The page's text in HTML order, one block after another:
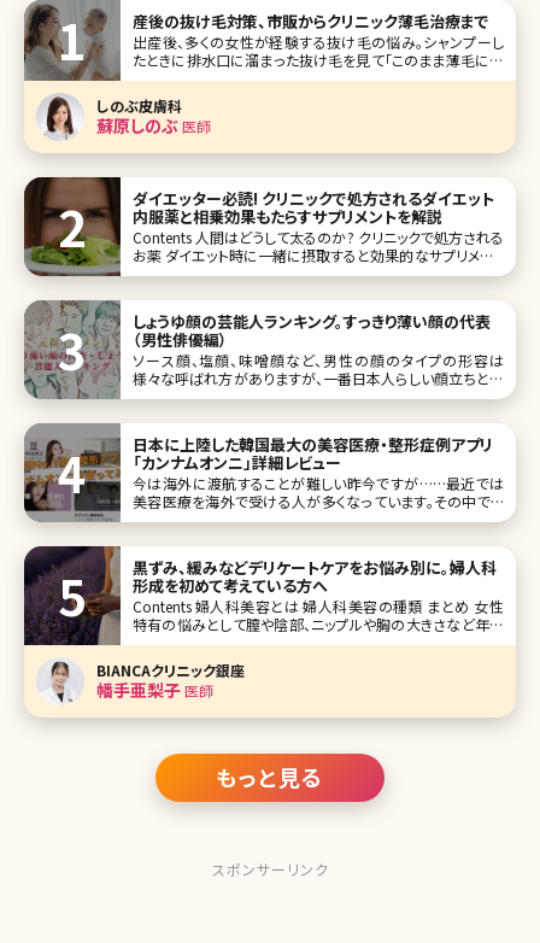
産後の抜け毛対策、市販からクリニック薄毛治療まで
出産後、多くの女性が経験する抜け毛の悩み。シャンプーし
たときに排水口に溜まった抜け毛を見て「このまま薄毛にな
ってしまうのでは……」と不安を覚えた方もいるのでは?で
は、この産後の抜け毛はいつまで続くのでしょうか。ここで産
後の抜け毛の原因や対策、その他の女性の抜け毛・薄毛のト
ラブルについて詳しく説明し
しのぶ皮膚科
蘇原しのぶ医師
ダイエッター必読! クリニックで処方されるダイエット
内服薬と相乗効果もたらすサプリメントを解説
Contents 人間はどうして太るのか? クリニックで処方される
お薬 ダイエット時に一緒に摂取すると効果的なサプリメント
おわりに ふと鏡を見ると、ぽっこりでたお腹、ムチムチな二の
しょうゆ顔の芸能人ランキング。すっきり薄い顔の代表
（男性俳優編）
ソース顔、塩顔、味噌顔など、男性の顔のタイプの形容は
様々な呼ばれ方がありますが、一番日本人らしい顔立ちと言
われているのが、しょうゆ顔です。かつて、バブル期に流行語
薄い顔が特徴。 ファッションも、派手ではなく地味ではなく、ナ
チュラルな感じの人
日本に上陸した韓国最大の美容医療・整形症例アプリ
「カンナムオンニ」詳細レビュー
今は海外に渡航することが難しい昨今ですが……最近では
美容医療を海外で受ける人が多くなっています。その中でも
最も人気の渡航先として「韓国」が挙げられます。韓国は美容
国で施術
黒ずみ、緩みなどデリケートケアをお悩み別に。婦人科
形成を初めて考えている方へ
Contents 婦人科美容とは 婦人科美容の種類 まとめ 女性
特有の悩みとして膣や陰部、ニップルや胸の大きさなど年齢
問わず悩みを抱えている方が多くいらっしゃいます。若い方は
色味を明るくしたい、胸の大きさを大きくしたいなどで、年齢
を重ねていくと膣の緩みや授乳によるバストサイズの低
BIANCAクリニック銀座
幡手亜梨子医師
もっと見る
スポンサーリンク